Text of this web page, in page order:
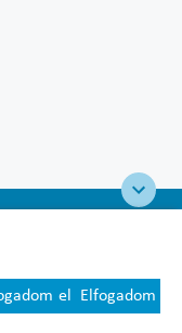
el Elfogadom